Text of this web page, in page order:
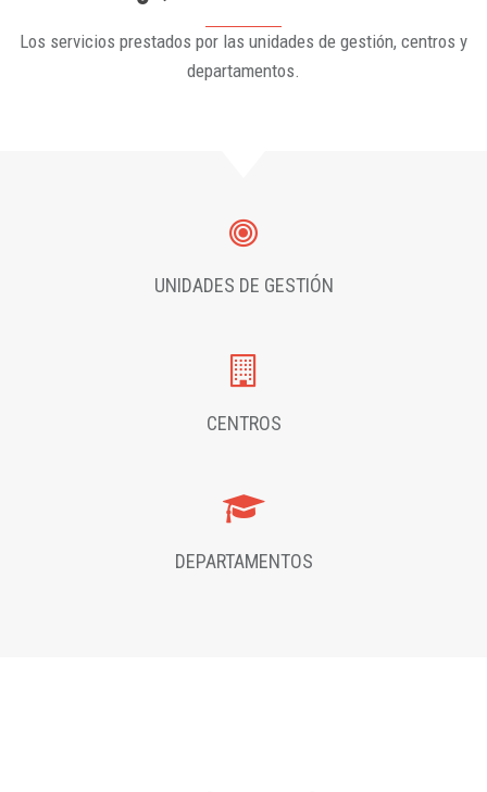
Los servicios prestados por las unidades de gestión, centros y
departamentos.
UNIDADES DE GESTIÓN
CENTROS
DEPARTAMENTOS